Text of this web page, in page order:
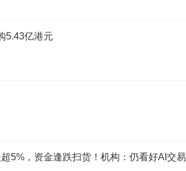
5.43亿港元
5%，资金逢跌扫货！机构：仍看好AI交易